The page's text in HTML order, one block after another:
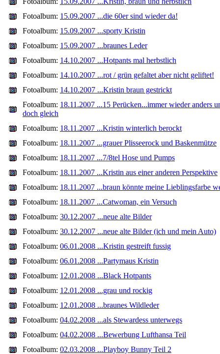
Fotoalbum: 15.09.2007 ...die 60er sind wieder da!
Fotoalbum: 15.09.2007 ...sporty Kristin
Fotoalbum: 15.09.2007 ...braunes Leder
Fotoalbum: 14.10.2007 ...Hotpants mal herbstlich
Fotoalbum: 14.10.2007 ...rot / grün gefaltet aber nicht geliftet!
Fotoalbum: 14.10.2007 ...Kristin braun gestrickt
Fotoalbum: 18.11.2007 ...15 Perücken...immer wieder anders
doch gleich
Fotoalbum: 18.11.2007 ...Kristin winterlich berockt
Fotoalbum: 18.11.2007 ...grauer Plisseerock und Baskenmütze
Fotoalbum: 18.11.2007 ...7/8tel Hose und Pumps
Fotoalbum: 18.11.2007 ...Kristin aus einer anderen Perspektive
Fotoalbum: 18.11.2007 ...braun könnte meine Lieblingsfarbe
Fotoalbum: 18.11.2007 ...Catwoman, ein Versuch
Fotoalbum: 30.12.2007 ...neue alte Bilder
Fotoalbum: 30.12.2007 ...neue alte Bilder (ich und mein Auto)
Fotoalbum: 06.01.2008 ...Kristin gestreift fussig
Fotoalbum: 06.01.2008 ...Partymaus Kristin
Fotoalbum: 12.01.2008 ...Black Hotpants
Fotoalbum: 12.01.2008 ...grau und rockig
Fotoalbum: 12.01.2008 ...braunes Wildleder
Fotoalbum: 04.02.2008 ...als Stewardess unterwegs
Fotoalbum: 04.02.2008 ...Bewerbung Lufthansa Teil
Fotoalbum: 02.03.2008 ...Playboy Bunny Teil 2